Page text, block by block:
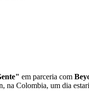
em parceria com
na Colombia, um dia